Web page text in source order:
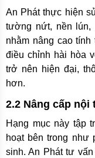
An Phát thực hiện
tường nứt, nền lún,
nhằm nâng cao
điều chỉnh hài hòa
trở nên hiện đại,
hơn.
2.2 Nâng cấp nội
Hạng mục này tập
hoạt bên trong như
sinh. An Phát tư